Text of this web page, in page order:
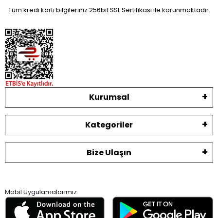
Tüm kredi kartı bilgileriniz 256bit SSL Sertifikası ile korunmaktadır.
Kurumsal
Kategoriler
Bize Ulaşın
Mobil Uygulamalarımız